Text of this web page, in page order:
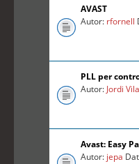
AVAST
Autor: rfornell
PLL per
Autor: Jordi
Avast: Easy
Autor: jepa